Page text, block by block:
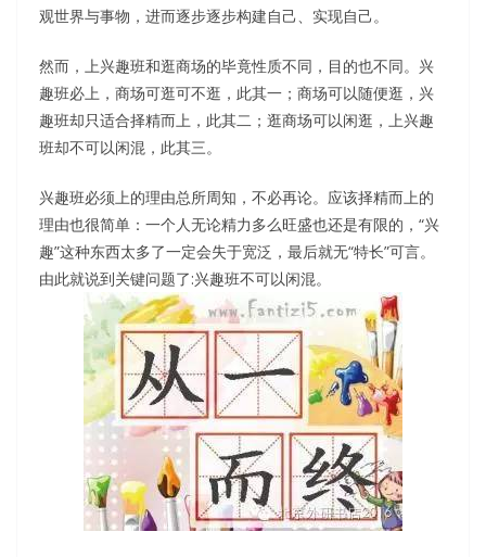
观世界与事物，进而逐步逐步构建自己、实现自己。
然而，上兴趣班和逛商场的毕竟性质不同，目的也不同。兴
趣班必上，商场可逛可不逛，此其一；商场可以随便逛，兴
趣班却只适合择精而上，此其二；逛商场可以闲逛，上兴趣
班却不可以闲混，此其三。
兴趣班必须上的理由总所周知，不必再论。应该择精而上的
理由也很简单：一个人无论精力多么旺盛也还是有限的，“兴
趣”这种东西太多了一定会失于宽泛，最后就无“特长”可言。
由此就说到关键问题了:兴趣班不可以闲混。